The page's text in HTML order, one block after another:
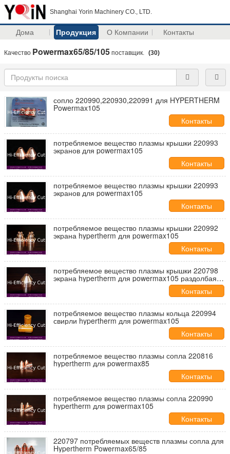
Shanghai Yorin Machinery CO., LTD.
Дома Продукция О Компании Контакты
Качество Powermax65/85/105 поставщик. (30)
сопло 220990,220930,220991 для HYPERTHERM
Powermax105
Контакты
потребляемое вещество плазмы крышки 220993
экранов для powermax105
Контакты
потребляемое вещество плазмы крышки 220993
экранов для powermax105
Контакты
потребляемое вещество плазмы крышки 220992
экрана hypertherm для powermax105
Контакты
потребляемое вещество плазмы крышки 220798
экрана hypertherm для powermax105 раздолбая
Контакты
потребляемое вещество плазмы кольца 220994
свирли hypertherm для powermax105
Контакты
потребляемое вещество плазмы сопла 220816
hypertherm для powermax85
Контакты
потребляемое вещество плазмы сопла 220990
hypertherm для powermax105
Контакты
220797 потребляемых веществ плазмы сопла для
Hypertherm Powermax65/85